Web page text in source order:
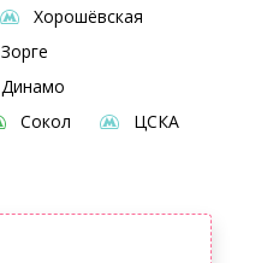
Хорошёвская
Зорге
Динамо
Сокол
ЦСКА